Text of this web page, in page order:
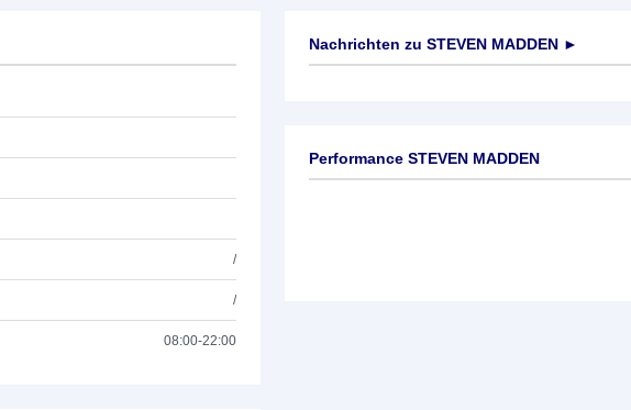
/
/
08:00-22:00
Nachrichten zu STEVEN MADDEN ►
Performance STEVEN MADDEN